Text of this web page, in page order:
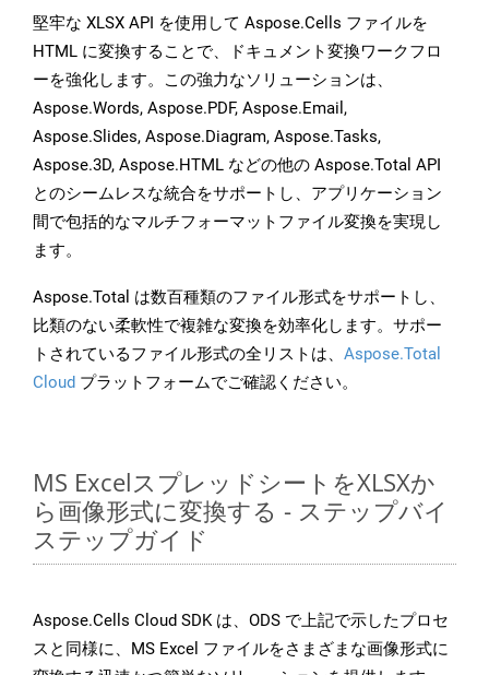
堅牢な XLSX API を使用して Aspose.Cells ファイルを
HTML に変換することで、ドキュメント変換ワークフロ
ーを強化します。この強力なソリューションは、
Aspose.Words, Aspose.PDF, Aspose.Email,
Aspose.Slides, Aspose.Diagram, Aspose.Tasks,
Aspose.3D, Aspose.HTML などの他の Aspose.Total API
とのシームレスな統合をサポートし、アプリケーション
間で包括的なマルチフォーマットファイル変換を実現し
ます。
Aspose.Total は数百種類のファイル形式をサポートし、
比類のない柔軟性で複雑な変換を効率化します。サポー
トされているファイル形式の全リストは、 Aspose.Total
Cloud プラットフォームでご確認ください。
MS ExcelスプレッドシートをXLSXか
ら画像形式に変換する - ステップバイ
ステップガイド
Aspose.Cells Cloud SDK は、ODS で上記で示したプロセ
スと同様に、MS Excel ファイルをさまざまな画像形式に